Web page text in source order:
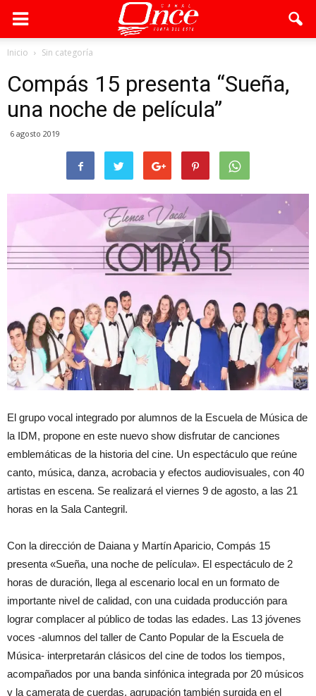
Inicio Sin categoría
Compás 15 presenta “Sueña,
una noche de película”
6 agosto 2019
El grupo vocal integrado por alumnos de la Escuela de Música de
la IDM, propone en este nuevo show disfrutar de canciones
emblemáticas de la historia del cine. Un espectáculo que reúne
canto, música, danza, acrobacia y efectos audiovisuales, con 40
artistas en escena. Se realizará el viernes 9 de agosto, a las 21
horas en la Sala Cantegril.
Con la dirección de Daiana y Martín Aparicio, Compás 15
presenta «Sueña, una noche de película». El espectáculo de 2
horas de duración, llega al escenario local en un formato de
importante nivel de calidad, con una cuidada producción para
lograr complacer al público de todas las edades. Las 13 jóvenes
voces -alumnos del taller de Canto Popular de la Escuela de
Música- interpretarán clásicos del cine de todos los tiempos,
acompañados por una banda sinfónica integrada por 20 músicos
y la camerata de cuerdas, agrupación también surgida en el